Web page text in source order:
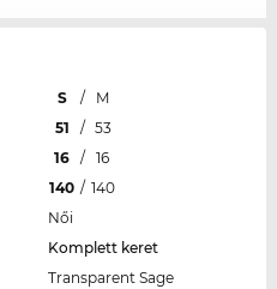
S /
M
51 / 53
16 /
16
140 / 140
Női
Komplett keret
Transparent Sage